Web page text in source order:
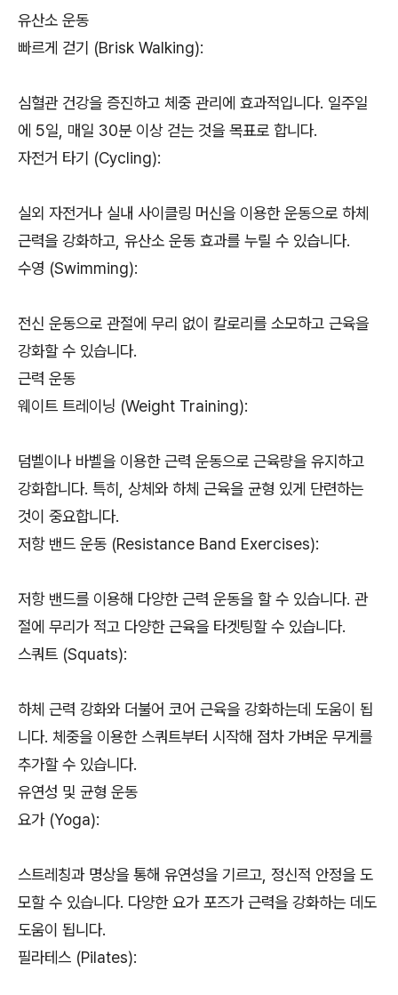
유산소 운동
빠르게 걷기 (Brisk Walking):
심혈관 건강을 증진하고 체중 관리에 효과적입니다. 일주일
에 5일, 매일 30분 이상 걷는 것을 목표로 합니다.
자전거 타기 (Cycling):
실외 자전거나 실내 사이클링 머신을 이용한 운동으로 하체
근력을 강화하고, 유산소 운동 효과를 누릴 수 있습니다.
수영 (Swimming):
전신 운동으로 관절에 무리 없이 칼로리를 소모하고 근육을
강화할 수 있습니다.
근력 운동
웨이트 트레이닝 (Weight Training):
덤벨이나 바벨을 이용한 근력 운동으로 근육량을 유지하고
강화합니다. 특히, 상체와 하체 근육을 균형 있게 단련하는
것이 중요합니다.
저항 밴드 운동 (Resistance Band Exercises):
저항 밴드를 이용해 다양한 근력 운동을 할 수 있습니다. 관
절에 무리가 적고 다양한 근육을 타겟팅할 수 있습니다.
스쿼트 (Squats):
하체 근력 강화와 더불어 코어 근육을 강화하는데 도움이 됩
니다. 체중을 이용한 스쿼트부터 시작해 점차 가벼운 무게를
추가할 수 있습니다.
유연성 및 균형 운동
요가 (Yoga):
스트레칭과 명상을 통해 유연성을 기르고, 정신적 안정을 도
모할 수 있습니다. 다양한 요가 포즈가 근력을 강화하는 데도
도움이 됩니다.
필라테스 (Pilates):